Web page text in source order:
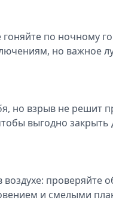
гоняйте по ночному
но важное
но взрыв не решит
выгодно закрыть
проверяйте
и смелыми